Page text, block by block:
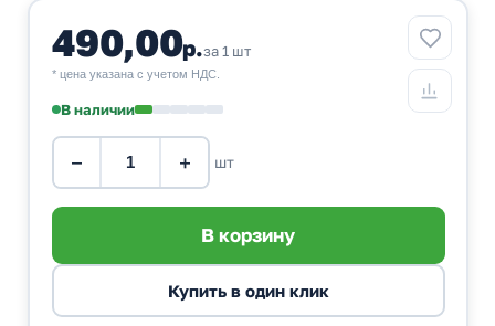
490,00р.за 1 шт
* цена указана с учетом НДС.
В наличии
− + шт